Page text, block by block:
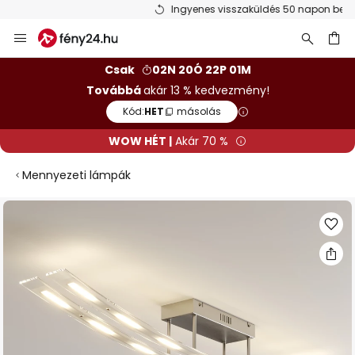
Ingyenes visszaküldés 50 napon belül
Ugrás
a
Csak
02N 20Ó 22P 01M
Továbbáakár 13 % kedvezmény!
Kód:HET másolás
WOW HÉT | Akár 70 %
Mennyezeti lámpák
Ugrás
képgaléria
végére